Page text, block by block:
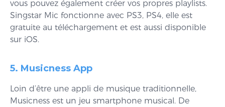
vous pouvez également créer vos propres playlists.
Singstar Mic fonctionne avec PS3, PS4, elle est
gratuite au téléchargement et est aussi disponible
sur iOS.
5. Musicness App
Loin d’être une appli de musique traditionnelle,
Musicness est un jeu smartphone musical. De